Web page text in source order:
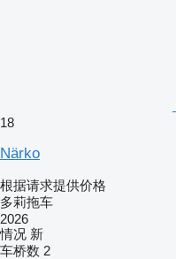
18
Närko
根据请求提供价格
多莉拖车
2026
情况 新
车桥数 2